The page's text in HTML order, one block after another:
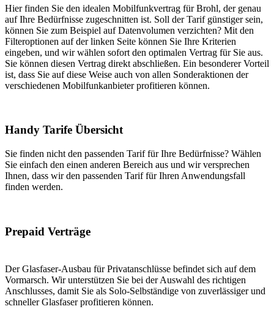
Hier finden Sie den idealen Mobilfunkvertrag für Brohl, der genau
auf Ihre Bedürfnisse zugeschnitten ist. Soll der Tarif günstiger sein,
können Sie zum Beispiel auf Datenvolumen verzichten? Mit den
Filteroptionen auf der linken Seite können Sie Ihre Kriterien
eingeben, und wir wählen sofort den optimalen Vertrag für Sie aus.
Sie können diesen Vertrag direkt abschließen. Ein besonderer Vorteil
ist, dass Sie auf diese Weise auch von allen Sonderaktionen der
verschiedenen Mobilfunkanbieter profitieren können.
Handy Tarife Übersicht
Sie finden nicht den passenden Tarif für Ihre Bedürfnisse? Wählen
Sie einfach den einen anderen Bereich aus und wir versprechen
Ihnen, dass wir den passenden Tarif für Ihren Anwendungsfall
finden werden.
Prepaid Verträge
Der Glasfaser-Ausbau für Privatanschlüsse befindet sich auf dem
Vormarsch. Wir unterstützen Sie bei der Auswahl des richtigen
Anschlusses, damit Sie als Solo-Selbständige von zuverlässiger und
schneller Glasfaser profitieren können.